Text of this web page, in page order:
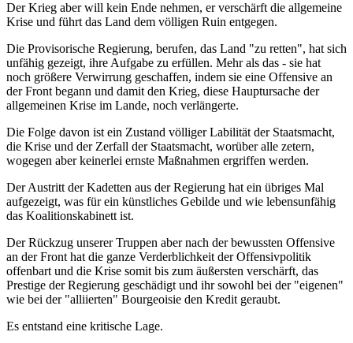
Der Krieg aber will kein Ende nehmen, er verschärft die allgemeine
Krise und führt das Land dem völligen Ruin entgegen.
Die Provisorische Regierung, berufen, das Land "zu retten", hat sich
unfähig gezeigt, ihre Aufgabe zu erfüllen. Mehr als das - sie hat
noch größere Verwirrung geschaffen, indem sie eine Offensive an
der Front begann und damit den Krieg, diese Hauptursache der
allgemeinen Krise im Lande, noch verlängerte.
Die Folge davon ist ein Zustand völliger Labilität der Staatsmacht,
die Krise und der Zerfall der Staatsmacht, worüber alle zetern,
wogegen aber keinerlei ernste Maßnahmen ergriffen werden.
Der Austritt der Kadetten aus der Regierung hat ein übriges Mal
aufgezeigt, was für ein künstliches Gebilde und wie lebensunfähig
das Koalitionskabinett ist.
Der Rückzug unserer Truppen aber nach der bewussten Offensive
an der Front hat die ganze Verderblichkeit der Offensivpolitik
offenbart und die Krise somit bis zum äußersten verschärft, das
Prestige der Regierung geschädigt und ihr sowohl bei der "eigenen"
wie bei der "alliierten" Bourgeoisie den Kredit geraubt.
Es entstand eine kritische Lage.